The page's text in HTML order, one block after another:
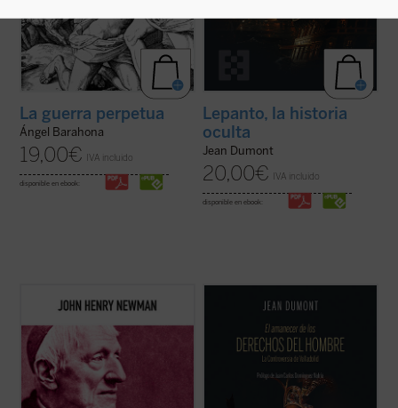
La guerra perpetua
Ángel Barahona
19,00€ IVA incluido
disponible en ebook:
Lepanto, la historia
oculta
Jean Dumont
20,00€ IVA incluido
disponible en ebook:
Hábilmente escrito y muy diáfano, el libro
presenta, acompañado de las notas de los
una invitación a la reflexión sobre el ser y
misión de la universidad que no olvide las
raíces que la sustentan.... (ver ficha)
para el mundo: por primera vez en la
expansión de su imperio para suscitar un
debate: ¿es conforme a la justicia la
civilización y conversión de los indios del